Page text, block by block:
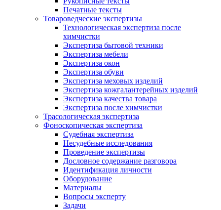
Печатные тексты
Товароведческие экспертизы
Технологическая экспертиза после
химчистки
Экспертиза бытовой техники
Экспертиза мебели
Экспертиза окон
Экспертиза обуви
Экспертиза меховых изделий
Экспертиза кожгалантерейных изделий
Экспертиза качества товара
Экспертиза после химчистки
Трасологическая экспертиза
Фоноскопическая экспертиза
Судебная экспертиза
Несудебные исследования
Проведение экспертизы
Дословное содержание разговора
Идентификация личности
Оборудование
Материалы
Вопросы эксперту
Задачи